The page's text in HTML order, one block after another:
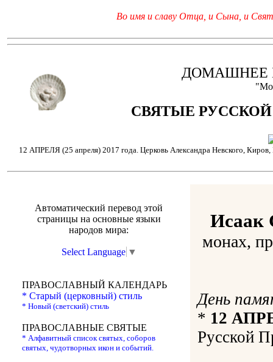
Во имя и славу Отца, и Сына, и
ДОМАШНЕЕ
СВЯТЫЕ
12 АПРЕЛЯ (25 апреля) 2017 года. Церковь Александра Невского,
Автоматический перевод этой
страницы на основные языки
народов мира:
Select Language ▼
ПРАВОСЛАВНЫЙ КАЛЕНДАРЬ
* Старый (церковный) стиль
* Новый (светский) стиль
ПРАВОСЛАВНЫЕ СВЯТЫЕ
* Алфавитный список святых, соборов
святых, чудотворных икон и событий.
Исаак
монах,
День
* 12
Русской